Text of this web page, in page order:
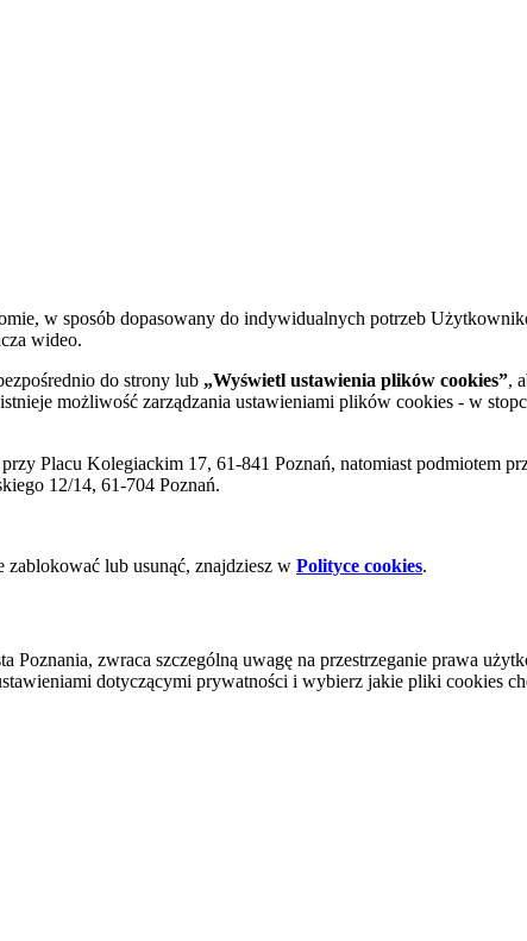
w sposób dopasowany do indywidualnych potrzeb
wideo.
do strony lub „Wyświetl ustawienia plików cookies”,
możliwość zarządzania ustawieniami plików cookies - w
Placu Kolegiackim 17, 61-841 Poznań, natomiast podmiotem
12/14, 61-704 Poznań.
zablokować lub usunąć, znajdziesz w Polityce cookies.
zwraca szczególną uwagę na przestrzeganie prawa
dotyczącymi prywatności i wybierz jakie pliki cookies